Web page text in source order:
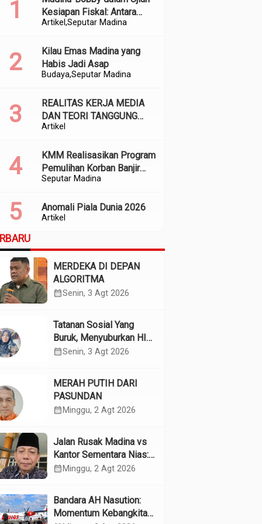
Artikel Seputar Madina
Kesiapan Fiskal: Antara
Kedekatan Politik dan
BudayaSeputar Madina
Kilau Emas Madina yang
Habis Jadi Asap
Artikel
REALITAS KERJA MEDIA
DAN TEORI TANGGUNG
JAWAB SOSIAL
Seputar Madina
KMM Realisasikan Program
Pemulihan Korban Banjir
dan Longsor di Kabupaten
Artikel
Anomali Piala Dunia 2026
MERDEKA DI DEPAN
ALGORITMA
calendar_monthSenin, 3 Agt 2026
Tatanan Sosial Yang
Buruk, Menyuburkan HIV
Pada Remaja
calendar_monthSenin, 3 Agt 2026
MERAH PUTIH DARI
PASUNDAN
calendar_month Minggu, 2 Agt 2026
Jalan Rusak Madina vs
Kantor Sementara Nias:
Kebijakan Pilih Kasih
calendar_month Minggu, 2 Agt 2026
Bandara AH Nasution:
Momentum Kebangkitan